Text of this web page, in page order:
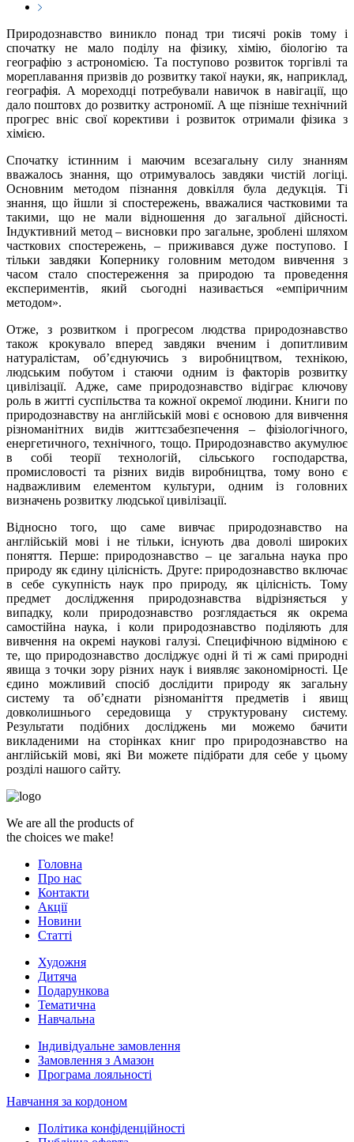
Природознавство виникло понад три тисячі років тому і
спочатку не мало поділу на фізику, хімію, біологію та
географію з астрономією. Та поступово розвиток торгівлі та
мореплавання призвів до розвитку такої науки, як, наприклад,
географія. А мореходці потребували навичок в навігації, що
дало поштовх до розвитку астрономії. А ще пізніше технічний
прогрес вніс свої корективи і розвиток отримали фізика з
хімією.
Спочатку істинним і маючим всезагальну силу знанням
вважалось знання, що отримувалось завдяки чистій логіці.
Основним методом пізнання довкілля була дедукція. Ті
знання, що йшли зі спостережень, вважалися частковими та
такими, що не мали відношення до загальної дійсності.
Індуктивний метод – висновки про загальне, зроблені шляхом
часткових спостережень, – приживався дуже поступово. І
тільки завдяки Копернику головним методом вивчення з
часом стало спостереження за природою та проведення
експериментів, який сьогодні називається «емпіричним
методом».
Отже, з розвитком і прогресом людства природознавство
також крокувало вперед завдяки вченим і допитливим
натуралістам, об’єднуючись з виробництвом, технікою,
людським побутом і стаючи одним із факторів розвитку
цивілізації. Адже, саме природознавство відіграє ключову
роль в житті суспільства та кожної окремої людини. Книги по
природознавству на англійській мові є основою для вивчення
різноманітних видів життєзабезпечення – фізіологічного,
енергетичного, технічного, тощо. Природознавство акумулює
в собі теорії технологій, сільського господарства,
промисловості та різних видів виробництва, тому воно є
надважливим елементом культури, одним із головних
визначень розвитку людської цивілізації.
Відносно того, що саме вивчає природознавство на
англійській мові і не тільки, існують два доволі широких
поняття. Перше: природознавство – це загальна наука про
природу як єдину цілісність. Друге: природознавство включає
в себе сукупність наук про природу, як цілісність. Тому
предмет дослідження природознавства відрізняється у
випадку, коли природознавство розглядається як окрема
самостійна наука, і коли природознавство поділяють для
вивчення на окремі наукові галузі. Специфічною відміною є
те, що природознавство досліджує одні й ті ж самі природні
явища з точки зору різних наук і виявляє закономірності. Це
єдино можливий спосіб дослідити природу як загальну
систему та об’єднати різноманіття предметів і явищ
довколишнього середовища у структуровану систему.
Результати подібних досліджень ми можемо бачити
викладеними на сторінках книг про природознавство на
англійській мові, які Ви можете підібрати для себе у цьому
розділі нашого сайту.
We are all the products of
the choices we make!
Головна
Про нас
Контакти
Акції
Новини
Статті
Художня
Дитяча
Подарункова
Тематична
Навчальна
Індивідуальне замовлення
Замовлення з Амазон
Програма лояльності
Навчання за кордоном
Політика конфіденційності